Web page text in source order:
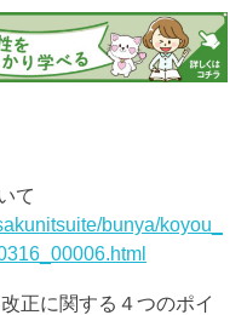
て
bunya/koyou_
正に関する４つのポイ